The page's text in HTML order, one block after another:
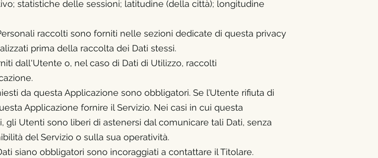
statistiche delle sessioni; latitudine (della città); longitudine
raccolti sono forniti nelle sezioni dedicate di questa privacy
prima della raccolta dei Dati stessi.
dall'Utente o, nel caso di Dati di Utilizzo, raccolti
da questa Applicazione sono obbligatori. Se l’Utente rifiuta di
Applicazione fornire il Servizio. Nei casi in cui questa
Utenti sono liberi di astenersi dal comunicare tali Dati, senza
del Servizio o sulla sua operatività.
siano obbligatori sono incoraggiati a contattare il Titolare.